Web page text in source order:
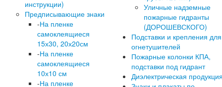
инструкции)
Предписывающие знаки
-На пленке
самоклеящиеся
15х30, 20х20см
-На пленке
самоклеящиеся
10х10 см
-На пленке
Уличные надземные
пожарные гидранты
(ДОРОШЕВСКОГО)
Подставки и крепления для
огнетушителей
Пожарные колонки КПА,
подставки под гидрант
Диэлектрическая